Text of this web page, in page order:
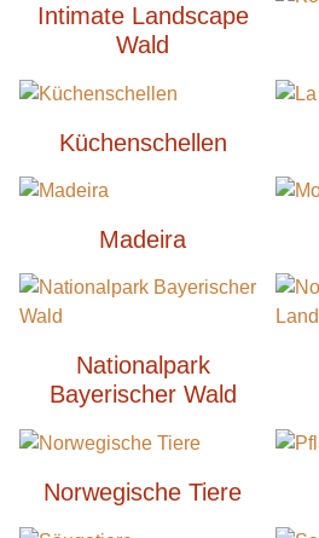
Intimate Landscape
Wald
Küchenschellen
Madeira
Nationalpark
Bayerischer Wald
Norwegische Tiere